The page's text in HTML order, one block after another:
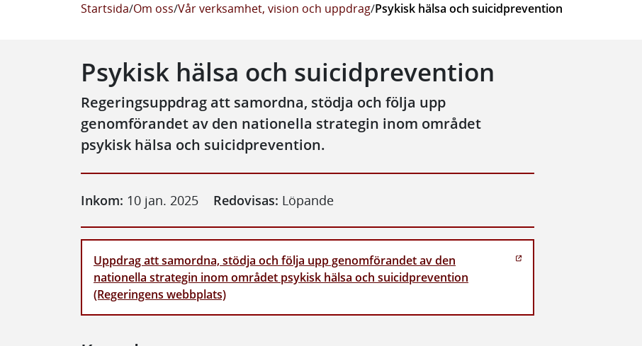
Startsida/Om oss/Vår verksamhet, vision och uppdrag/Psykisk hälsa och suicidprevention
Psykisk hälsa och suicidprevention
Regeringsuppdrag att samordna, stödja och följa upp
genomförandet av den nationella strategin inom området
psykisk hälsa och suicidprevention.
Inkom: 10 jan. 2025 Redovisas: Löpande
Uppdrag att samordna, stödja och följa upp genomförandet av den
nationella strategin inom området psykisk hälsa och suicidprevention
(Regeringens webbplats)